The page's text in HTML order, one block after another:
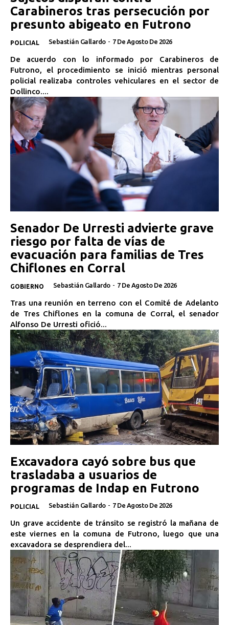
Carabineros tras persecución por
presunto abigeato en Futrono
POLICIAL Sebastián Gallardo - 7 De Agosto De 2026
De acuerdo con lo informado por Carabineros de
Futrono, el procedimiento se inició mientras personal
policial realizaba controles vehiculares en el sector de
Dollinco....
Senador De Urresti advierte grave
riesgo por falta de vías de
evacuación para familias de Tres
Chiflones en Corral
GOBIERNO Sebastián Gallardo - 7 De Agosto De 2026
Tras una reunión en terreno con el Comité de Adelanto
de Tres Chiflones en la comuna de Corral, el senador
Alfonso De Urresti ofició...
Excavadora cayó sobre bus que
trasladaba a usuarios de
programas de Indap en Futrono
POLICIAL Sebastián Gallardo - 7 De Agosto De 2026
Un grave accidente de tránsito se registró la mañana de
este viernes en la comuna de Futrono, luego que una
excavadora se desprendiera del...